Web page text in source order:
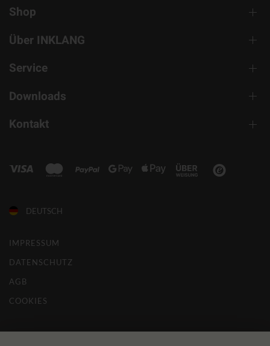
Shop
Über INKLANG
Service
Downloads
Kontakt
DEUTSCH
IMPRESSUM
DATENSCHUTZ
AGB
COOKIES